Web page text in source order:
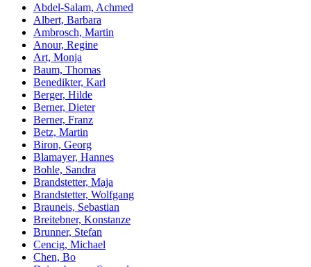
Abdel-Salam, Achmed
Albert, Barbara
Ambrosch, Martin
Anour, Regine
Art, Monja
Baum, Thomas
Benedikter, Karl
Berger, Hilde
Berner, Dieter
Berner, Franz
Betz, Martin
Biron, Georg
Blamayer, Hannes
Bohle, Sandra
Brandstetter, Maja
Brandstetter, Wolfgang
Brauneis, Sebastian
Breitebner, Konstanze
Brunner, Stefan
Cencig, Michael
Chen, Bo